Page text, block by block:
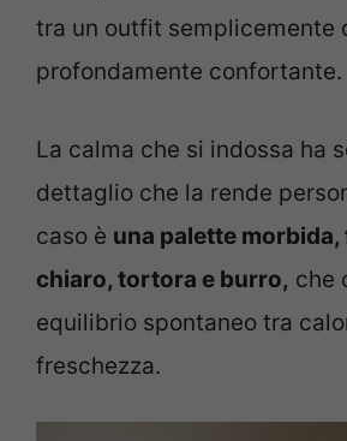
tra un outfit semplicemente
profondamente confortante.
La calma che si indossa ha
dettaglio che la rende
caso è una palette
chiaro, tortora e burro, che
equilibrio spontaneo tra
freschezza.